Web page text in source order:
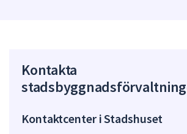
Kontakta
Kontaktcenter i Stadshuset